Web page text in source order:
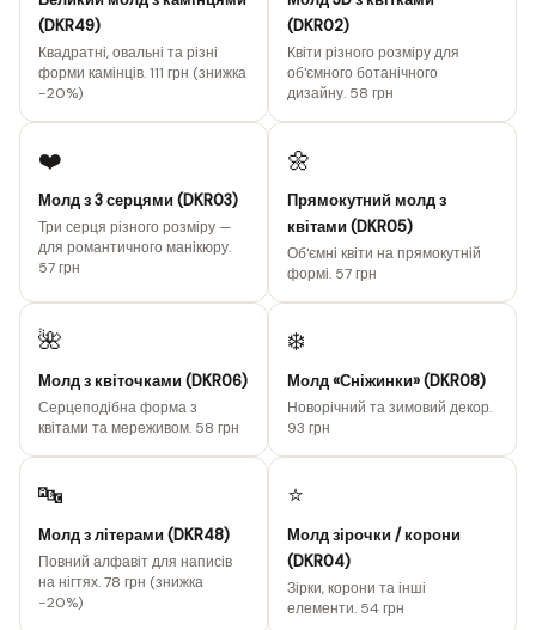
(DKR49)
Квадратні, овальні та різні
форми камінців. 111 грн (знижка
−20%)
(DKR02)
Квіти різного розміру для
об'ємного ботанічного
дизайну. 58 грн
❤️
Молд з 3 серцями (DKR03)
Три серця різного розміру —
для романтичного манікюру.
57 грн
🌼
Прямокутний молд з
квітами (DKR05)
Об'ємні квіти на прямокутній
формі. 57 грн
🌺
Молд з квіточками (DKR06)
Серцеподібна форма з
квітами та мереживом. 58 грн
❄️
Молд «Сніжинки» (DKR08)
Новорічний та зимовий декор.
93 грн
🔤
Молд з літерами (DKR48)
Повний алфавіт для написів
на нігтях. 78 грн (знижка
−20%)
⭐
Молд зірочки / корони
(DKR04)
Зірки, корони та інші
елементи. 54 грн